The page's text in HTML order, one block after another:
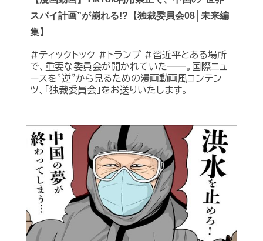
スパイ計画”が崩れる!?【独裁委員会08│未来編
集】
#ティックトック #トランプ #習近平とある場所
で、重要な委員会が開かれていた――。国際ニュ
ースを”逆”から見るための漫画動画風コンテン
ツ、「独裁委員会」をお送りいたします。